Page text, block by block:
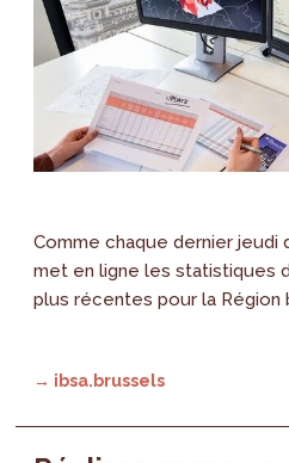
Comme chaque dernier jeudi
met en ligne les statistiques
plus récentes pour la Région
→ ibsa.brussels